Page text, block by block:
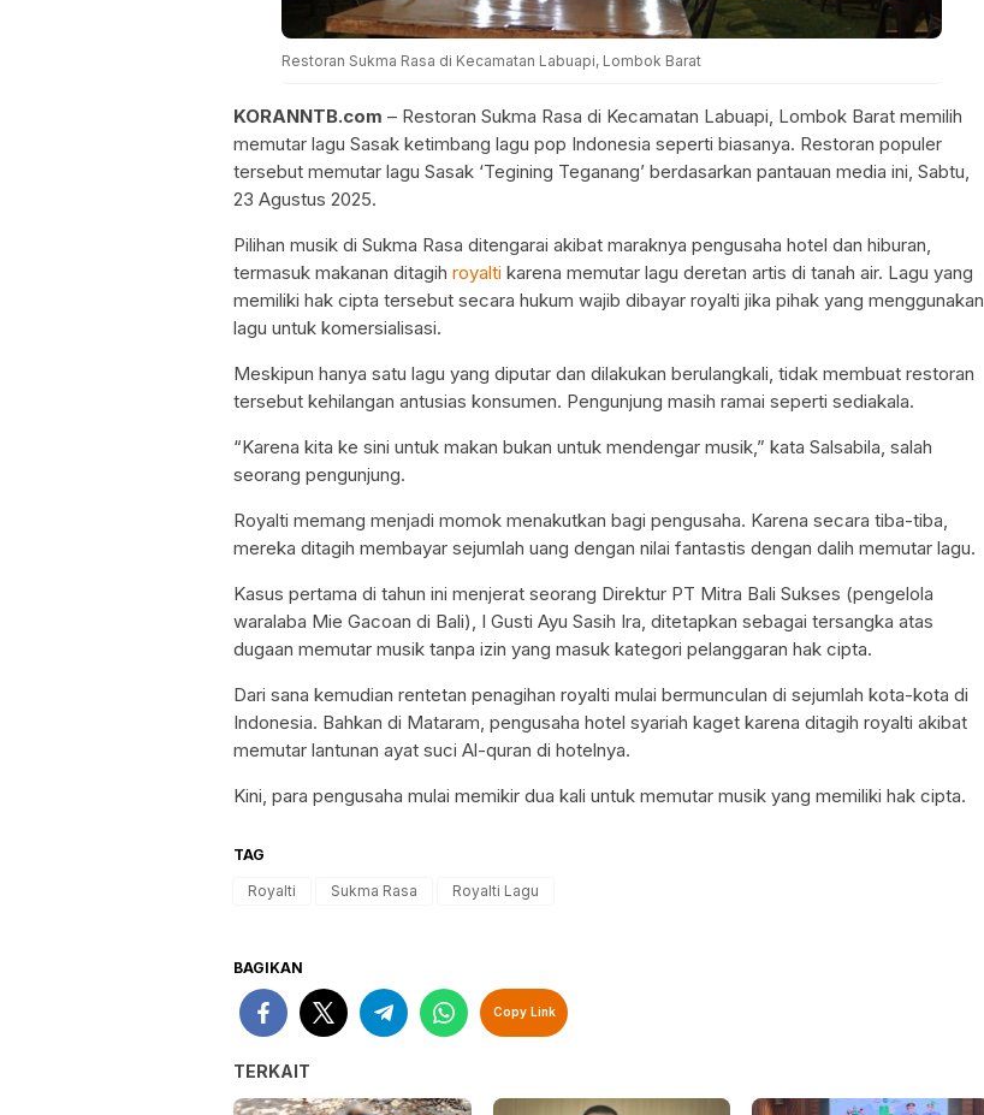
Restoran Sukma Rasa di Kecamatan Labuapi, Lombok Barat
KORANNTB.com – Restoran Sukma Rasa di Kecamatan Labuapi, Lombok Barat memilih
memutar lagu Sasak ketimbang lagu pop Indonesia seperti biasanya. Restoran populer
tersebut memutar lagu Sasak ‘Tegining Teganang’ berdasarkan pantauan media ini, Sabtu,
23 Agustus 2025.
Pilihan musik di Sukma Rasa ditengarai akibat maraknya pengusaha hotel dan hiburan,
termasuk makanan ditagih royalti karena memutar lagu deretan artis di tanah air. Lagu yang
memiliki hak cipta tersebut secara hukum wajib dibayar royalti jika pihak yang menggunakan
lagu untuk komersialisasi.
Meskipun hanya satu lagu yang diputar dan dilakukan berulangkali, tidak membuat restoran
tersebut kehilangan antusias konsumen. Pengunjung masih ramai seperti sediakala.
“Karena kita ke sini untuk makan bukan untuk mendengar musik,” kata Salsabila, salah
seorang pengunjung.
Royalti memang menjadi momok menakutkan bagi pengusaha. Karena secara tiba-tiba,
mereka ditagih membayar sejumlah uang dengan nilai fantastis dengan dalih memutar lagu.
Kasus pertama di tahun ini menjerat seorang Direktur PT Mitra Bali Sukses (pengelola
waralaba Mie Gacoan di Bali), I Gusti Ayu Sasih Ira, ditetapkan sebagai tersangka atas
dugaan memutar musik tanpa izin yang masuk kategori pelanggaran hak cipta.
Dari sana kemudian rentetan penagihan royalti mulai bermunculan di sejumlah kota-kota di
Indonesia. Bahkan di Mataram, pengusaha hotel syariah kaget karena ditagih royalti akibat
memutar lantunan ayat suci Al-quran di hotelnya.
Kini, para pengusaha mulai memikir dua kali untuk memutar musik yang memiliki hak cipta.
TAG
Royalti
Sukma Rasa Royalti Lagu
BAGIKAN
Copy Link
TERKAIT